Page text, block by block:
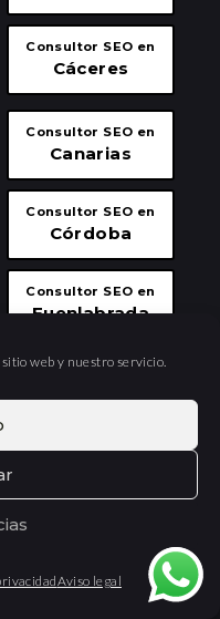
web y nuestro servicio.
Aviso legal
Consultor SEO en
Cáceres
Consultor SEO en
Canarias
Consultor SEO en
Córdoba
Consultor SEO en
Fuenlabrada
Granada